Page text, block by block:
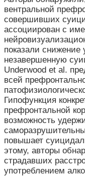
вентральной
совершивших
ассоциирован с
показали
незавершенную
Underwood et al.
всей
Гипофункция
префронтальной
возможность
повышает
этому, авторы
страдавших
употреблением